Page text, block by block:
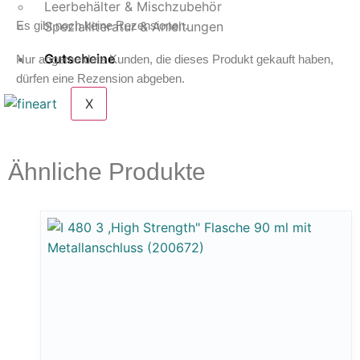
Leerbehälter & Mischzubehör
Spezialliteratur & Anleitungen
Gutscheine
X
Es gibt noch keine Rezensionen.
Nur angemeldete Kunden, die dieses Produkt gekauft haben,
dürfen eine Rezension abgeben.
Ähnliche Produkte